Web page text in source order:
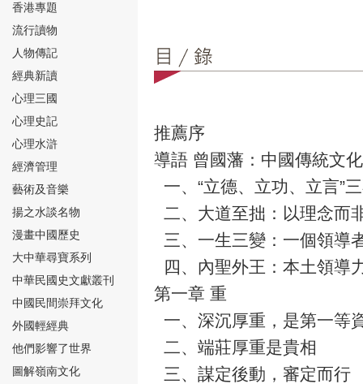
⑭
⑮
⑯
香港專題
流行讀物
人物傳記
經典新讀
心理三國
心理史記
心理水滸
經濟管理
藝術及音樂
揚之水談名物
漫畫中國歷史
大中華尋寶系列
中華民國史文獻叢刊
中國民間崇拜文化
外國輕經典
他們影響了世界
圖解嶺南文化
推薦序
導語 曾國藩：中國傳統文
一、“立德、立功、立言”
二、大道至拙：以理念而
三、一生三變：一個領導
四、內聖外王：本土領導
第一章 重
一、深沉厚重，是第一等
二、端莊厚重是貴相
三、謀定後動，審定而行